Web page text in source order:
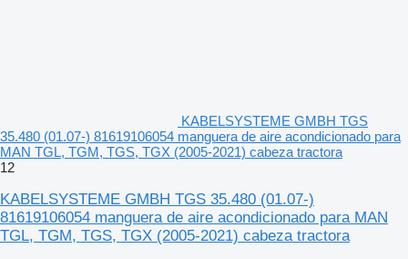
KABELSYSTEME GMBH TGS
35.480 (01.07-) 81619106054 manguera de aire acondicionado para
MAN TGL, TGM, TGS, TGX (2005-2021) cabeza tractora
12
KABELSYSTEME GMBH TGS 35.480 (01.07-)
81619106054 manguera de aire acondicionado para MAN
TGL, TGM, TGS, TGX (2005-2021) cabeza tractora